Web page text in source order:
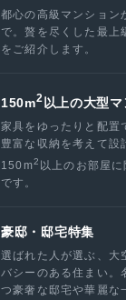
都心の高級マンション
で。贅を尽くした最上
をご紹介します。
150m2 以上の大型
家具をゆったりと配置
豊富な収納を考えて設
150m2 以上のお部屋
です。
豪邸・邸宅特集
選ばれた人が選ぶ、大
バシーのある住まい。
つ豪奢な邸宅や華麗な